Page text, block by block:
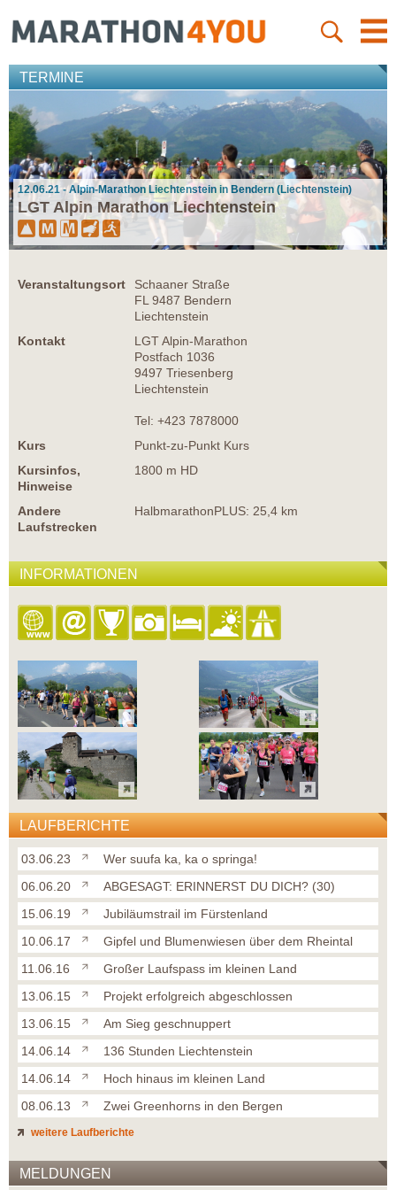
TERMINE
12.06.21 - Alpin-Marathon Liechtenstein in Bendern (Liechtenstein)
LGT Alpin Marathon Liechtenstein
Veranstaltungsort
Schaaner Straße
FL 9487 Bendern
Liechtenstein
Kontakt
LGT Alpin-Marathon
Postfach 1036
9497 Triesenberg
Liechtenstein
Tel: +423 7878000
Kurs
Punkt-zu-Punkt Kurs
Kursinfos,
Hinweise
1800 m HD
Andere
Laufstrecken
HalbmarathonPLUS: 25,4 km
INFORMATIONEN
LAUFBERICHTE
03.06.23
Wer suufa ka, ka o springa!
06.06.20
ABGESAGT: ERINNERST DU DICH? (30)
15.06.19
Jubiläumstrail im Fürstenland
10.06.17
Gipfel und Blumenwiesen über dem Rheintal
11.06.16
Großer Laufspass im kleinen Land
13.06.15
Projekt erfolgreich abgeschlossen
13.06.15
Am Sieg geschnuppert
14.06.14
136 Stunden Liechtenstein
14.06.14
Hoch hinaus im kleinen Land
08.06.13
Zwei Greenhorns in den Bergen
weitere Laufberichte
MELDUNGEN